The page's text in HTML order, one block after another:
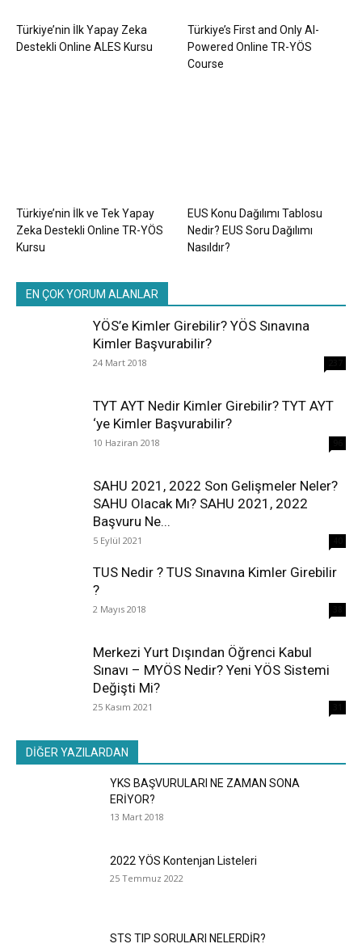
Türkiye’nin İlk Yapay Zeka
Destekli Online ALES Kursu
Türkiye’s First and Only AI-
Powered Online TR-YÖS
Course
Türkiye’nin İlk ve Tek Yapay
Zeka Destekli Online TR-YÖS
Kursu
EUS Konu Dağılımı Tablosu
Nedir? EUS Soru Dağılımı
Nasıldır?
EN ÇOK YORUM ALANLAR
YÖS’e Kimler Girebilir? YÖS Sınavına
Kimler Başvurabilir?
24 Mart 2018
TYT AYT Nedir Kimler Girebilir? TYT AYT
‘ye Kimler Başvurabilir?
10 Haziran 2018
SAHU 2021, 2022 Son Gelişmeler Neler?
SAHU Olacak Mı? SAHU 2021, 2022
Başvuru Ne...
5 Eylül 2021
TUS Nedir ? TUS Sınavına Kimler Girebilir
?
2 Mayıs 2018
Merkezi Yurt Dışından Öğrenci Kabul
Sınavı – MYÖS Nedir? Yeni YÖS Sistemi
Değişti Mi?
25 Kasım 2021
DİĞER YAZILARDAN
YKS BAŞVURULARI NE ZAMAN SONA
ERİYOR?
13 Mart 2018
2022 YÖS Kontenjan Listeleri
25 Temmuz 2022
STS TIP SORULARI NELERDİR?